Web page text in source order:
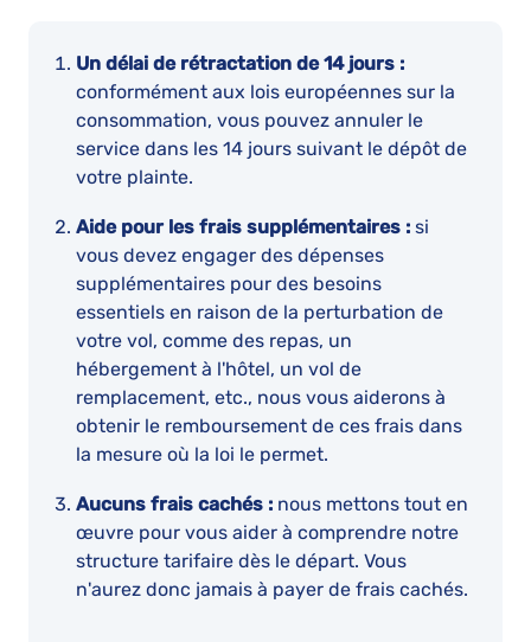
Un délai de rétractation de 14 jours :
conformément aux lois européennes sur la
consommation, vous pouvez annuler le
service dans les 14 jours suivant le dépôt de
votre plainte.
Aide pour les frais supplémentaires : si
vous devez engager des dépenses
supplémentaires pour des besoins
essentiels en raison de la perturbation de
votre vol, comme des repas, un
hébergement à l'hôtel, un vol de
remplacement, etc., nous vous aiderons à
obtenir le remboursement de ces frais dans
la mesure où la loi le permet.
Aucuns frais cachés : nous mettons tout en
œuvre pour vous aider à comprendre notre
structure tarifaire dès le départ. Vous
n'aurez donc jamais à payer de frais cachés.